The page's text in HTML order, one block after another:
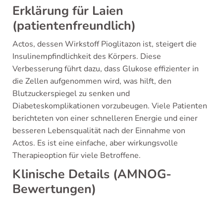
Erklärung für Laien
(patientenfreundlich)
Actos, dessen Wirkstoff Pioglitazon ist, steigert die
Insulinempfindlichkeit des Körpers. Diese
Verbesserung führt dazu, dass Glukose effizienter in
die Zellen aufgenommen wird, was hilft, den
Blutzuckerspiegel zu senken und
Diabeteskomplikationen vorzubeugen. Viele Patienten
berichteten von einer schnelleren Energie und einer
besseren Lebensqualität nach der Einnahme von
Actos. Es ist eine einfache, aber wirkungsvolle
Therapieoption für viele Betroffene.
Klinische Details (AMNOG-
Bewertungen)